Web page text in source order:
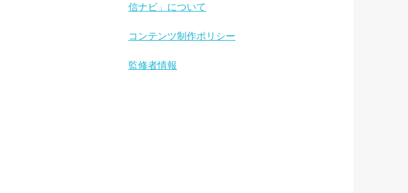
信ナビ」について
コンテンツ制作ポリシー
監修者情報